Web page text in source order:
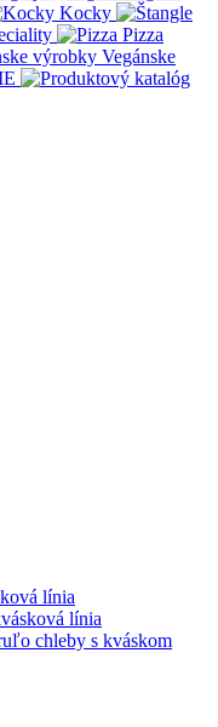
Kocky
Pizza
Vegánske
línia
línia
chleby s kváskom